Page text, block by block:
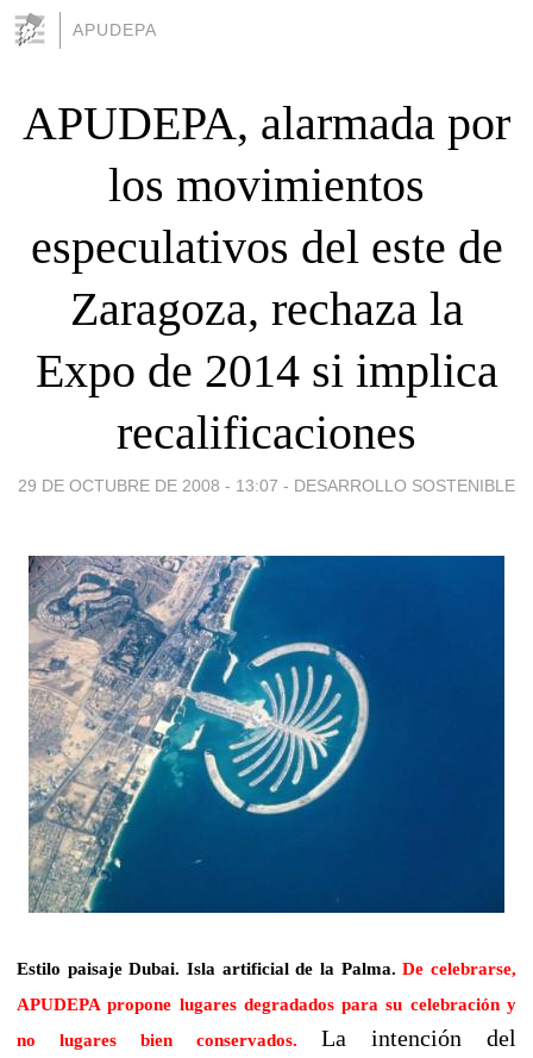
APUDEPA
APUDEPA, alarmada por
los movimientos
especulativos del este de
Zaragoza, rechaza la
Expo de 2014 si implica
recalificaciones
29 DE OCTUBRE DE 2008 - 13:07 - DESARROLLO SOSTENIBLE
Estilo paisaje Dubai. Isla artificial de la Palma.De celebrarse,
APUDEPA propone lugares degradados para su celebración y
no lugares bien conservados.
La intención del